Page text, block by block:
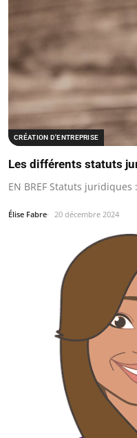
CRÉATION D'ENTREPRISE
Les différents statuts
EN BREF Statuts
Élise Fabre 20 décembre 2024